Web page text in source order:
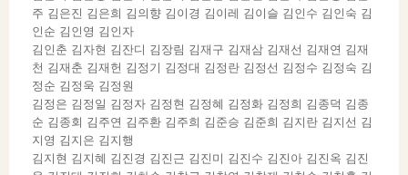
주 김은진 김은희 김의향 김이경 김이레 김이슬 김인수 김인숙 김
인순 김인영 김인자
김인춘 김자현 김잔디 김장림 김재구 김재삼 김재선 김재연 김재
천 김재춘 김재헌 김정기 김정대 김정란 김정선 김정수 김정숙 김
정순 김정욱 김정원
김정은 김정일 김정자 김정현 김정혜 김정화 김정희 김종덕 김종
순 김종회 김주연 김주환 김주희 김준승 김준희 김지란 김지선 김
지영 김지은 김지행
김지현 김지혜 김진경 김진근 김진미 김진수 김진아 김진옥 김진